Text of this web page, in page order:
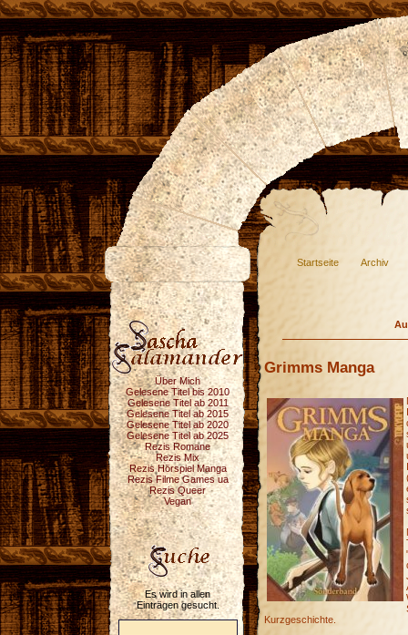
Startseite Archiv
Über Mich
Gelesene Titel bis 2010
Gelesene Titel ab 2011
Gelesene Titel ab 2015
Gelesene Titel ab 2020
Gelesene Titel ab 2025
Rezis Romane
Rezis Mix
Rezis Hörspiel Manga
Rezis Filme Games ua
Rezis Queer
Vegan
Es wird in allen
Einträgen gesucht.
Grimms Manga
Kurzgeschichte.